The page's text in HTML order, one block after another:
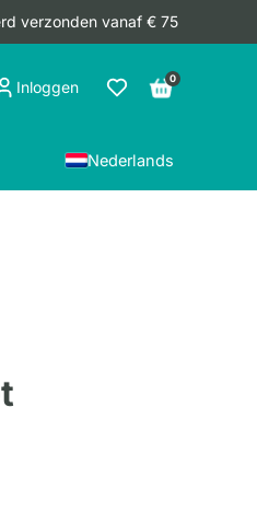
verzonden vanaf € 75
Inloggen 0
Nederlands